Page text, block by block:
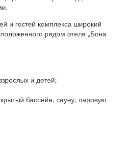
и гостей комплекса широкий
рядом отеля „Бона
и детей;
бассейн, сауну, паровую